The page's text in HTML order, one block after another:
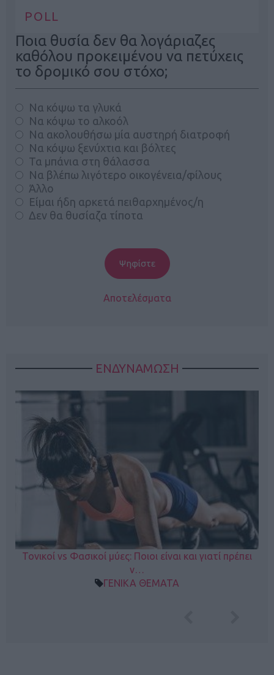
POLL
Ποια θυσία δεν θα λογάριαζες
καθόλου προκειμένου να πετύχεις
το δρομικό σου στόχο;
Να κόψω τα γλυκά
Να κόψω το αλκοόλ
Να ακολουθήσω μία αυστηρή διατροφή
Να κόψω ξενύχτια και βόλτες
Τα μπάνια στη θάλασσα
Να βλέπω λιγότερο οικογένεια/φίλους
Άλλο
Είμαι ήδη αρκετά πειθαρχημένος/η
Δεν θα θυσίαζα τίποτα
Αποτελέσματα
ΕΝΔΥΝΑΜΩΣΗ
Τονικοί vs Φασικοί μύες: Ποιοι είναι και γιατί πρέπει
ν…
ΓΕΝΙΚΑ ΘΕΜΑΤΑ